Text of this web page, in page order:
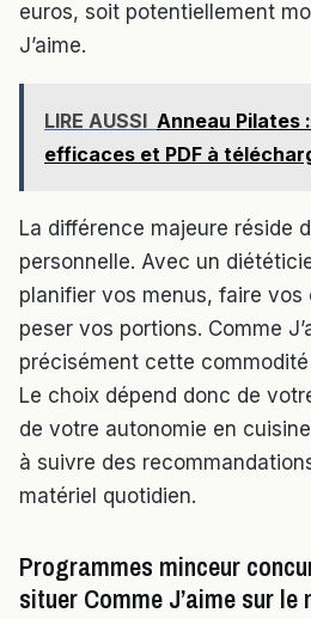
euros, soit potentiellement
J’aime.
LIRE AUSSI Anneau Pilates
efficaces et PDF à
La différence majeure réside
personnelle. Avec un
planifier vos menus, faire
peser vos portions. Comme
précisément cette
Le choix dépend donc de
de votre autonomie en
à suivre des
matériel quotidien.
Programmes minceur
situer Comme J’aime sur le